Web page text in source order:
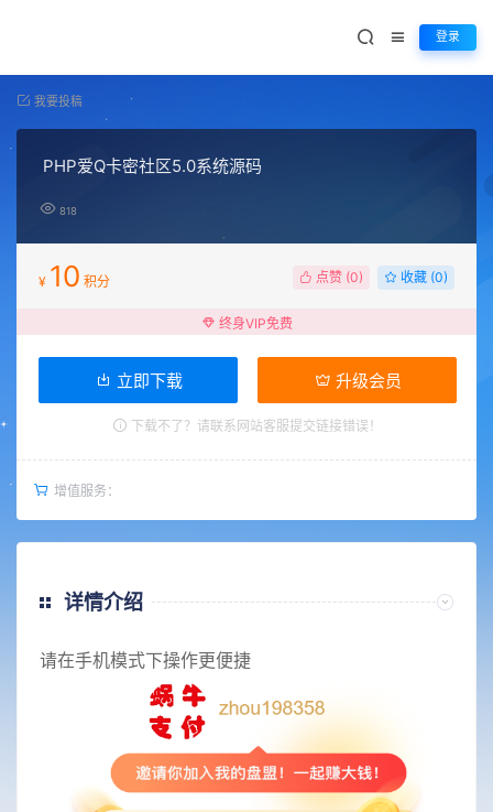
登录
我要投稿
PHP爱Q卡密社区5.0系统源码
818
¥ 10 积分 点赞 (0) 收藏 (0)
终身VIP免费
立即下载 升级会员
下载不了？请联系网站客服提交链接错误！
增值服务：
详情介绍
请在手机模式下操作更便捷